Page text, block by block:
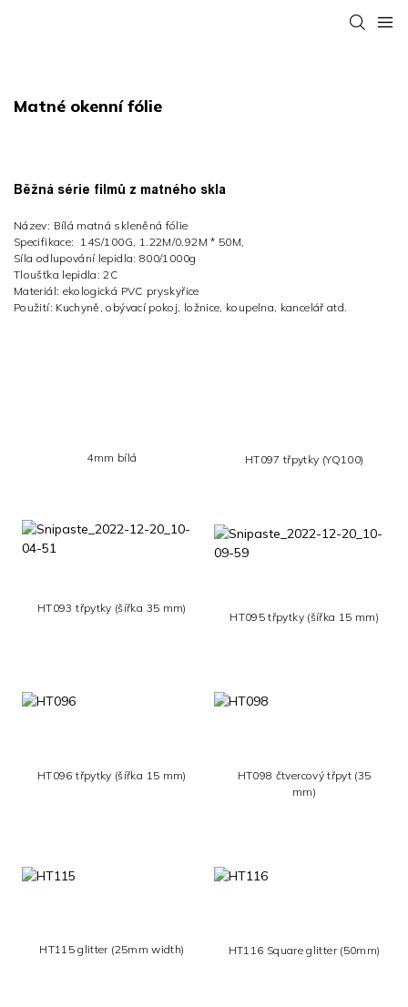
Matné okenní fólie
Běžná série filmů z matného skla
Název: Bílá matná skleněná fólie
Specifikace: 14S/100G, 1.22M/0.92M * 50M,
Síla odlupování lepidla: 800/1000g
Tloušťka lepidla: 2C
Materiál: ekologická PVC pryskyřice
Použití: Kuchyně, obývací pokoj, ložnice, koupelna, kancelář atd.
4mm bílá HT097 třpytky (YQ100)
HT093 třpytky (šířka 35 mm)
HT095 třpytky (šířka 15 mm)
HT096 třpytky (šířka 15 mm)
HT098 čtvercový třpyt (35
mm)
HT115 glitter (25mm width) HT116 Square glitter (50mm)